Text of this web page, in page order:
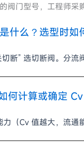
门型号，工程师采
什么？选型时如
断” 选切断阀。分流
何计算或确定 Cv
（Cv 值越大，流通